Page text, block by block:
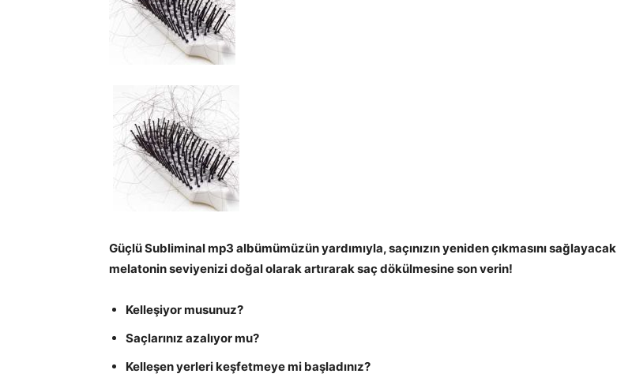
Güçlü Subliminal mp3 albümümüzün yardımıyla, saçınızın yeniden çıkmasını sağlayacak
melatonin seviyenizi doğal olarak artırarak saç dökülmesine son verin!
Kelleşiyor musunuz?
Saçlarınız azalıyor mu?
Kelleşen yerleri keşfetmeye mi başladınız?